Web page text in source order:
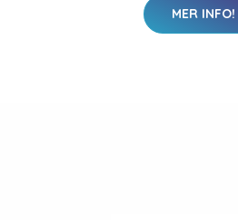
MER INFO!